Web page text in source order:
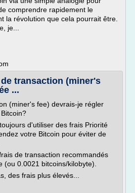
comprendre rapidement le
la révolution que cela pourrait être.
je...
transaction (miner's
...
(miner's fee) devrais-je régler
d'utiliser des frais Priorité
votre Bitcoin pour éviter de
de transaction recommandés
(ou 0.0021 bitcoins/kilobyte).
des frais plus élevés...